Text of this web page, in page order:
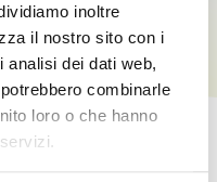
inoltre
il nostro sito con i
analisi dei dati web,
combinarle
loro o che hanno